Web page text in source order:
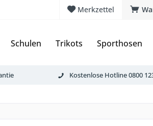
Merkzettel
Schulen Trikots Sporthosen
Kostenlose Hotline 0800